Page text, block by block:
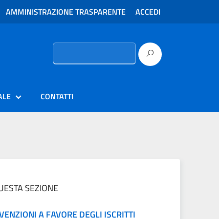
AMMINISTRAZIONE TRASPARENTE ACCEDI
Ricerca
CONTATTI
SEZIONE
A FAVORE DEGLI ISCRITTI